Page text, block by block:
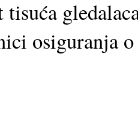
tisuća
osiguranja